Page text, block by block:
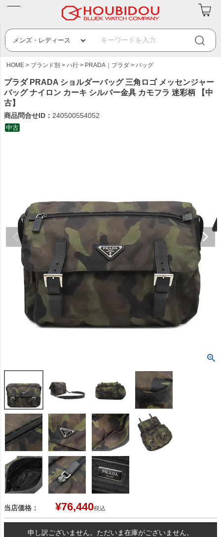
HOME ブランド別 ハ行 PRADA｜プラダ バッグ
プラダ PRADA ショルダーバッグ 三角ロゴ メッセンジャー
バッグ ナイロン カーキ シルバー金具 カモフラ 迷彩柄 【中
古】
商品問合せID： 240500554052
中古
当店価格： ¥76,440税込
申し訳ございません。ただいま在庫がございません。